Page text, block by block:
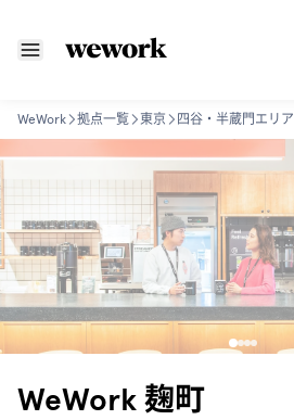
WeWork 拠点一覧 東京 四谷・半蔵門エリア
WeWork 麹町